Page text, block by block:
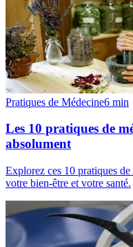
Pratiques de Médecine6 min
Les 10 pratiques de
absolument
Explorez ces 10 pratiques
votre bien-être et votre santé.